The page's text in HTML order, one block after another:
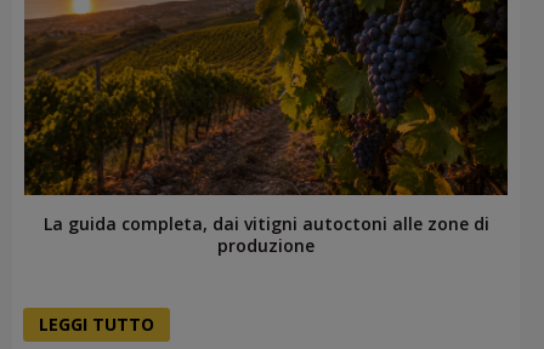
La guida completa, dai vitigni autoctoni alle zone di
produzione
LEGGI TUTTO